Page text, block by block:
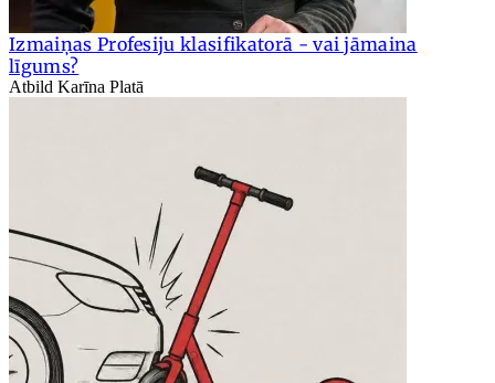
Izmaiņas Profesiju klasifikatorā - vai jāmaina
līgums?
Atbild Karīna Platā